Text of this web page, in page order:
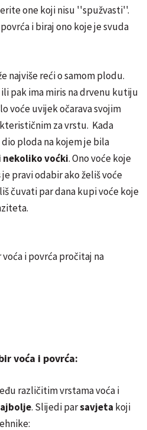
one koji nisu ''spužvasti''.
i biraj ono koje je svuda
najviše reći o samom plodu.
pak ima miris na drvenu kutiju
voće uvijek očarava svojim
za vrstu. Kada
ploda na kojem je bila
nekoliko voćki. Ono voće koje
je pravi odabirakoželiš voće
čuvati par dana kupi voće koje
.
i povrća pročitaj na
voća i povrća:
različitim vrstama voća i
. Slijedi parsavjeta koji